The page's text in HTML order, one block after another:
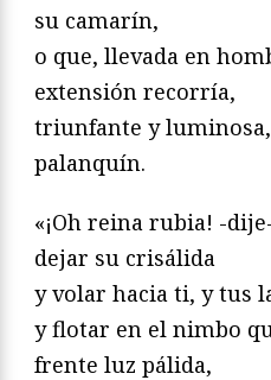
su camarín,
o que, llevada en
extensión recorría,
triunfante y
palanquín.
«¡Oh reina rubia! -
dejar su crisálida
y volar hacia ti, y tus
y flotar en el nimbo
frente luz pálida,